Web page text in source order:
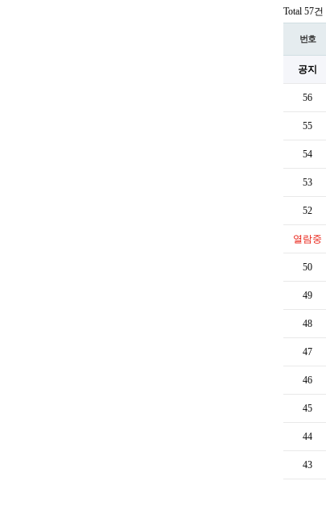
Total 57건
번호
공지
56
55
54
53
52
열람중
50
49
48
47
46
45
44
43